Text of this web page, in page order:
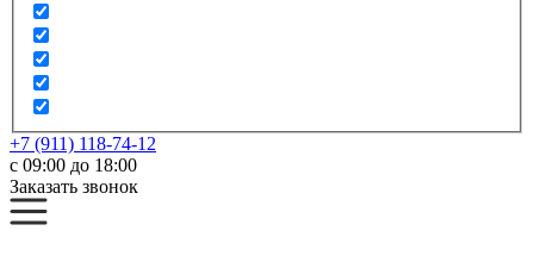
+7 (911) 118-74-12
с 09:00 до 18:00
Заказать звонок